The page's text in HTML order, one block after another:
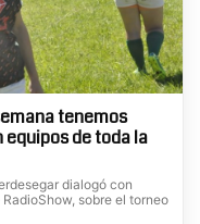
tenemos
equipos de toda la
dialogó con
sobre el torneo